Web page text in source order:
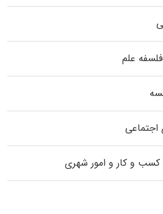
علم
اجتماعی
و کار و امور شهری